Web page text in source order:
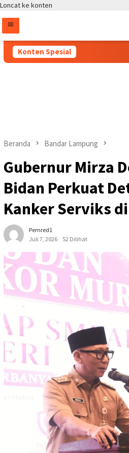
Loncat ke konten
Konten Spesial
Beranda Bandar Lampung
Gubernur Mirza
Bidan Perkuat
Kanker Serviks
Pemred1
Juli 7, 2026
52 Dilihat